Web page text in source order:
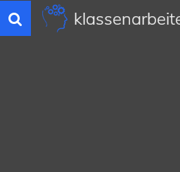
Toggle
navigation